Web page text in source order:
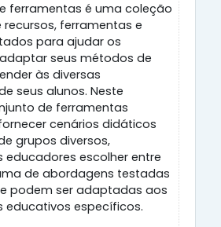
ferramentas é uma coleção
ferramentas e
para ajudar os
seus métodos de
às diversas
seus alunos. Neste
de ferramentas
cenários didáticos
grupos diversos,
educadores escolher entre
de abordagens testadas
podem ser adaptadas aos
educativos específicos.